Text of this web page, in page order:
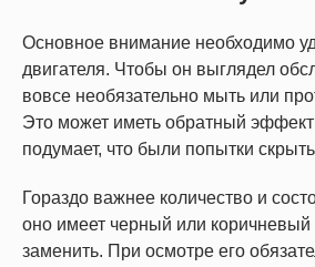
Основное внимание необходимо
двигателя. Чтобы он выглядел
вовсе необязательно мыть или
Это может иметь обратный
подумает, что были попытки
Гораздо важнее количество и
оно имеет черный или коричневый
заменить. При осмотре его